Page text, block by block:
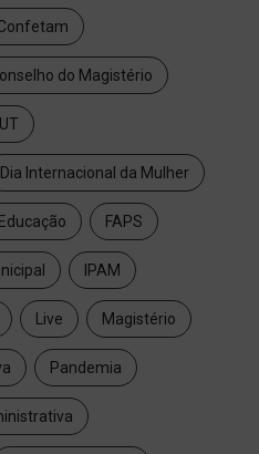
do Magistério
Dia Internacional da Mulher
Educação FAPS
IPAM
Live Magistério
Pandemia